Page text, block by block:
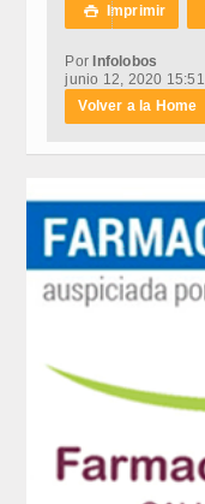
 Imprimir
PorInfolobos
junio 12, 2020 15:51
Volver a la Home